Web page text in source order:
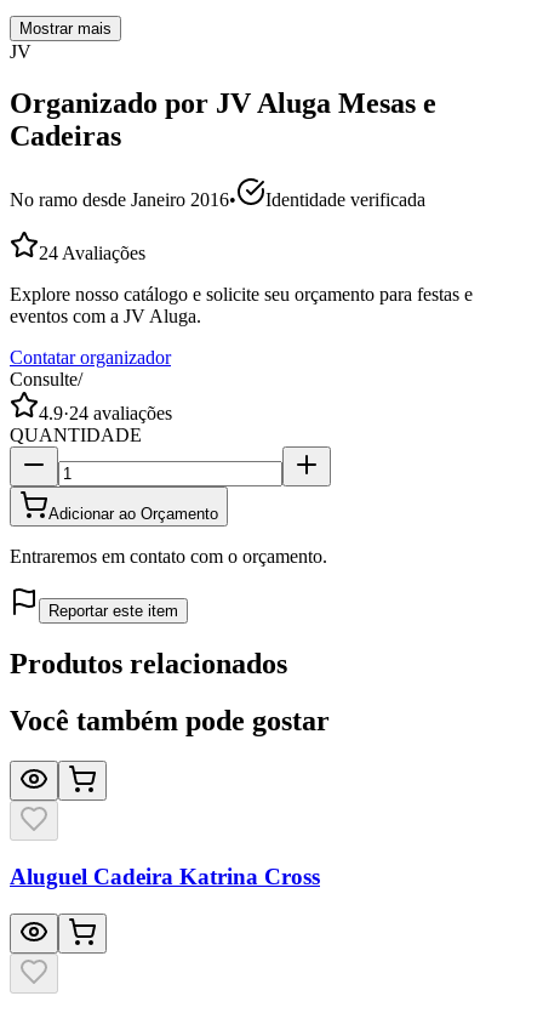
Mostrar mais
JV
Organizado por JV Aluga Mesas e
Cadeiras
No ramo desde Janeiro 2016• Identidade verificada
24 Avaliações
Explore nosso catálogo e solicite seu orçamento para festas e
eventos com a JV Aluga.
Contatar organizador
Consulte/
4.9·24 avaliações
QUANTIDADE
Adicionar ao Orçamento
Entraremos em contato com o orçamento.
Reportar este item
Produtos relacionados
Você também pode gostar
Aluguel Cadeira Katrina Cross